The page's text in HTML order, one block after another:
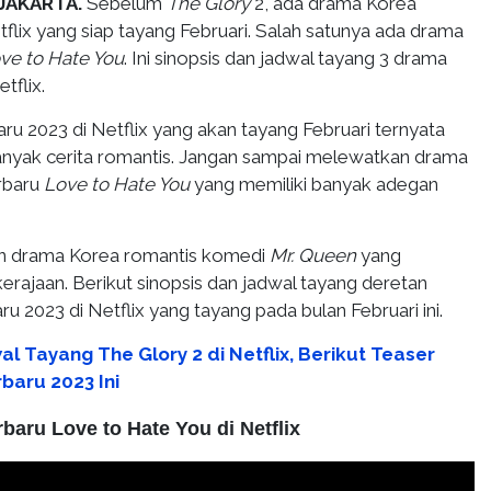
yang siap tayang Februari. Salah satunya ada drama
to Hate You. Ini sinopsis dan jadwal tayang 3 drama
2023 di Netflix yang akan tayang Februari ternyata
cerita romantis. Jangan sampai melewatkan drama
Love to Hate Youyang memiliki banyak adegan
drama Korea romantis komedi Mr. Queenyang
Berikut sinopsis dan jadwal tayang deretan
2023 di Netflix yang tayang pada bulan Februari ini.
Tayang The Glory 2 di Netflix, Berikut Teaser
2023 Ini
Love to Hate You di Netflix